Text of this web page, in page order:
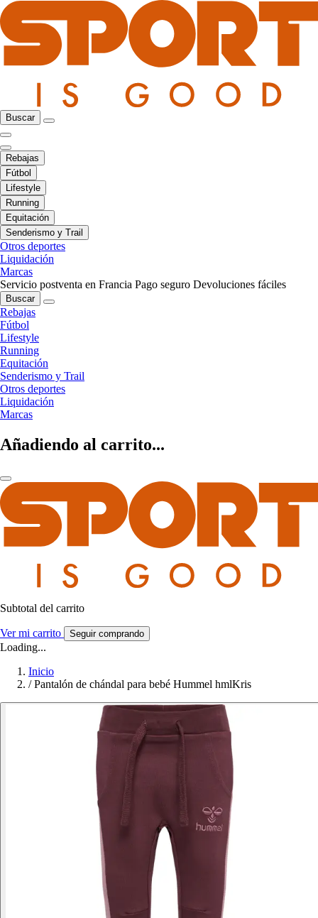
Buscar
Rebajas
Fútbol
Lifestyle
Running
Equitación
Senderismo y Trail
Otros deportes
Liquidación
Marcas
Servicio postventa en Francia Pago seguro Devoluciones fáciles
Buscar
Rebajas
Fútbol
Lifestyle
Running
Equitación
Senderismo y Trail
Otros deportes
Liquidación
Marcas
Añadiendo al carrito...
Subtotal del carrito
Ver mi carrito Seguir comprando
Loading...
Inicio
/ Pantalón de chándal para bebé Hummel hmlKris